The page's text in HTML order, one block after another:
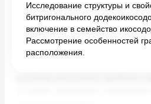
Исследование структуры и
битригонального
включение в семейство
Рассмотрение особенностей
расположения.